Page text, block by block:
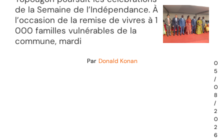
de la Semaine de l’Indépendance. À
l’occasion de la remise de vivres à 1
000 familles vulnérables de la
commune, mardi
Par Donald Konan
0
5
/
0
8
/
2
0
2
6